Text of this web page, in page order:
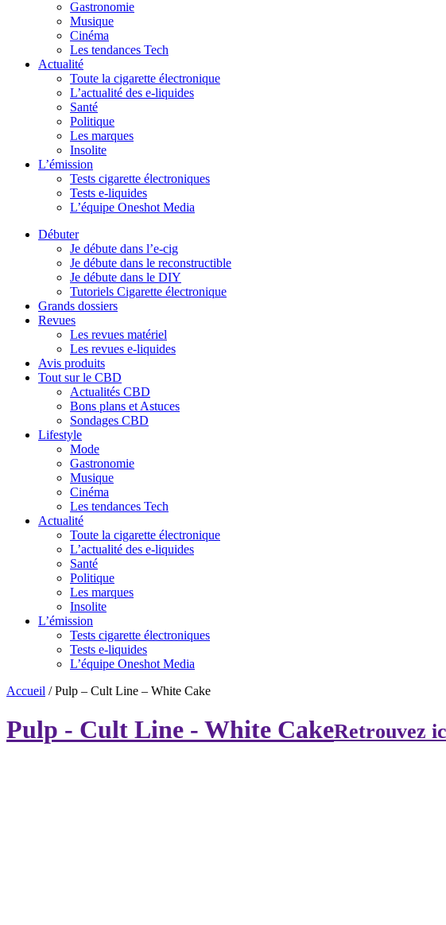
Gastronomie
Musique
Cinéma
Les tendances Tech
Actualité
Toute la cigarette électronique
L’actualité des e-liquides
Santé
Politique
Les marques
Insolite
L’émission
Tests cigarette électroniques
Tests e-liquides
L’équipe Oneshot Media
Débuter
Je débute dans l’e-cig
Je débute dans le reconstructible
Je débute dans le DIY
Tutoriels Cigarette électronique
Grands dossiers
Revues
Les revues matériel
Les revues e-liquides
Avis produits
Tout sur le CBD
Actualités CBD
Bons plans et Astuces
Sondages CBD
Lifestyle
Mode
Gastronomie
Musique
Cinéma
Les tendances Tech
Actualité
Toute la cigarette électronique
L’actualité des e-liquides
Santé
Politique
Les marques
Insolite
L’émission
Tests cigarette électroniques
Tests e-liquides
L’équipe Oneshot Media
Accueil /Pulp – Cult Line – White Cake
Pulp - Cult Line - White CakeRetrouvez